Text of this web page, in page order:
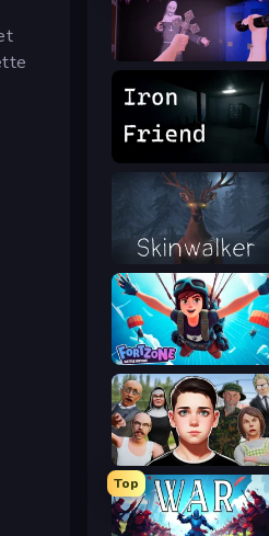
Haunted School 2
Skinwalker
Fortzone Battle Royale
Schoolboy Escape: Runaway
Top